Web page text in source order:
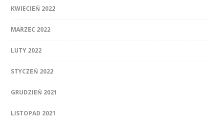
KWIECIEŃ 2022
MARZEC 2022
LUTY 2022
STYCZEŃ 2022
GRUDZIEŃ 2021
LISTOPAD 2021